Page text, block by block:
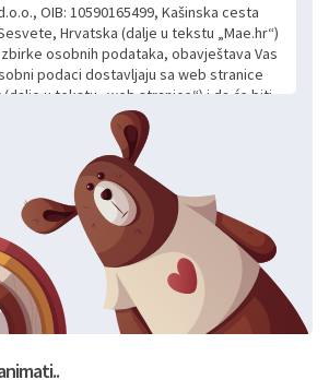
OIB: 10590165499, Kašinska cesta
Hrvatska (dalje u tekstu „Mae.hr“)
osobnih podataka, obavještava Vas
podaci dostavljaju sa web stranice
(dalje u tekstu „web stranice“) i da će biti
ove Izjave smatra se da
dajete privolu za prikupljanje i daljnju
osobnih podataka koje ustupate Mae.hr
stranica u svrhu odgovora i daljnje
na Vaš upit poslan kroz kontakt obrazac.
davanju podataka te ovu
prihvatiti odnosno niste dužni unositi
podatke u jednu od prijavnih
dostupnih na ovim web stranicama.
će s Vašim osobnim podacima
Općoj uredbi o zaštiti podataka
koju možete pročitati ovdje i